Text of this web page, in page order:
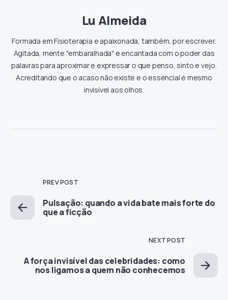
Lu Almeida
Formada em Fisioterapia e apaixonada, também, por escrever.
Agitada, mente "embaralhada" e encantada com o poder das
palavras para aproximar e expressar o que penso, sinto e vejo.
Acreditando que o acaso não existe e o essencial é mesmo
invisível aos olhos.
PREV POST
Pulsação: quando a vida bate mais forte do
que a ficção
NEXT POST
A força invisível das celebridades: como
nos ligamos a quem não conhecemos